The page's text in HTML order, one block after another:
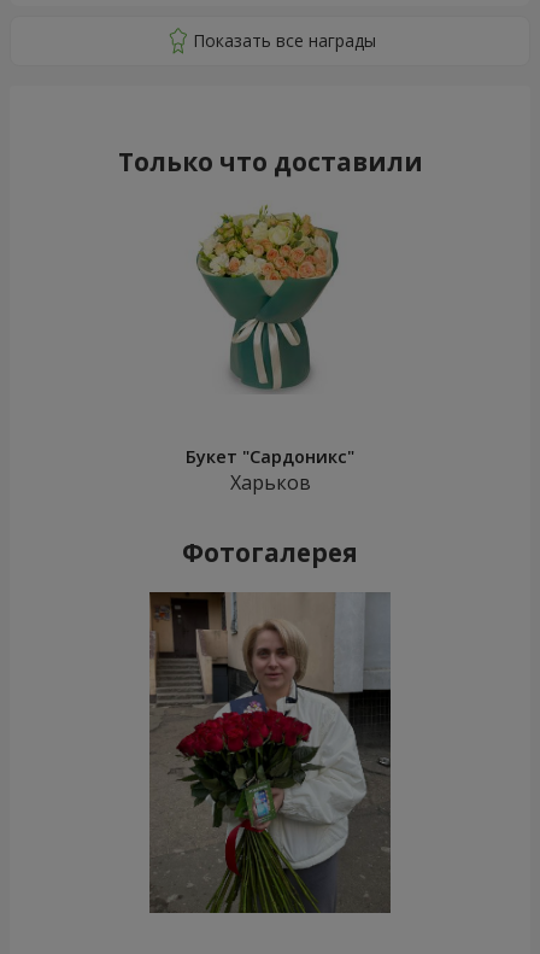
Только что доставили
Букет "Сардоникс"
Харьков
Фотогалерея